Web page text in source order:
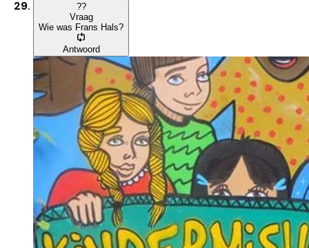
??
Vraag
Wie was Frans Hals?
Antwoord